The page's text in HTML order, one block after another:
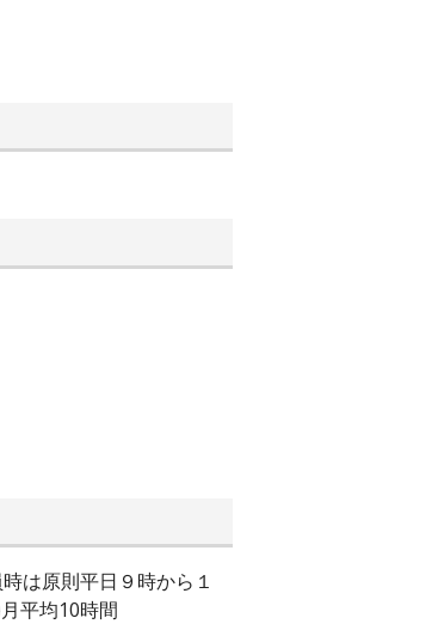
は原則平日９時から１
平均10時間